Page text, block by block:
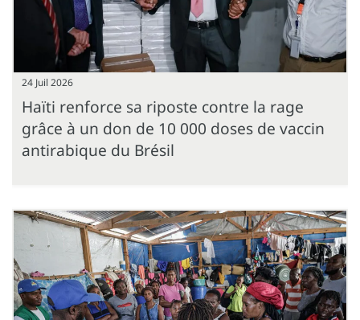
24 Juil 2026
Haïti renforce sa riposte contre la rage
grâce à un don de 10 000 doses de vaccin
antirabique du Brésil